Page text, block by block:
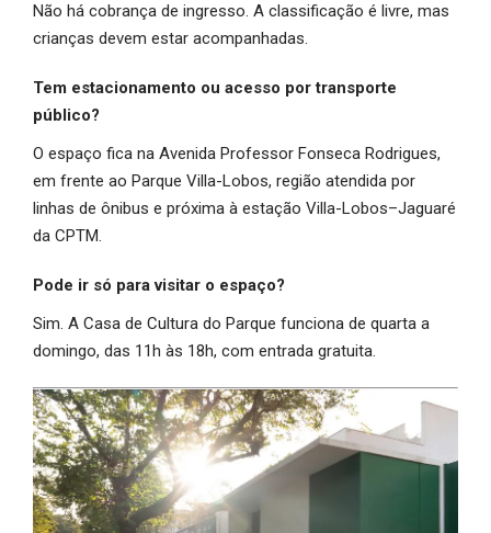
Não há cobrança de ingresso. A classificação é livre, mas
crianças devem estar acompanhadas.
Tem estacionamento ou acesso por transporte
público?
O espaço fica na Avenida Professor Fonseca Rodrigues,
em frente ao Parque Villa-Lobos, região atendida por
linhas de ônibus e próxima à estação Villa-Lobos–Jaguaré
da CPTM.
Pode ir só para visitar o espaço?
Sim. A Casa de Cultura do Parque funciona de quarta a
domingo, das 11h às 18h, com entrada gratuita.